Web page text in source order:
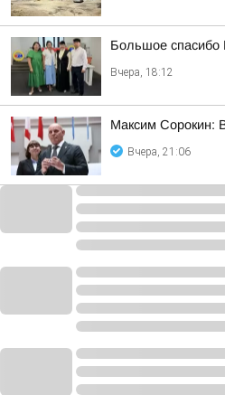
Большое
Вчера, 18:12
Максим Сорокин:
Вчера, 21:06